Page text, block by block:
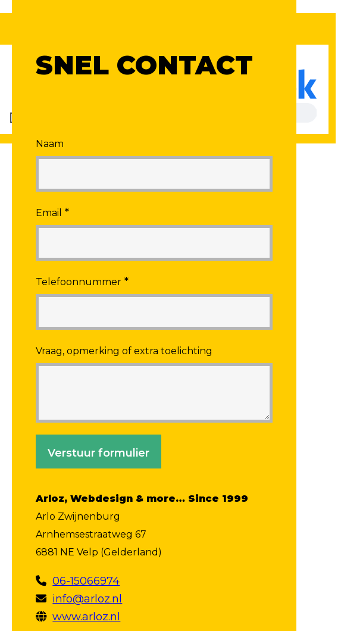
SNEL CONTACT
Naam
Email *
Telefoonnummer *
Vraag, opmerking of extra toelichting
Verstuur formulier
Arloz, Webdesign & more… Since 1999
Arlo Zwijnenburg
Arnhemsestraatweg 67
6881 NE Velp (Gelderland)
06-15066974
info@arloz.nl
www.arloz.nl